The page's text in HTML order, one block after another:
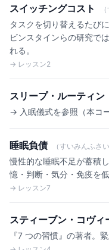
スイッチングコスト
タスクを切り替えるたび
ビンスタインらの研究で
れる。
→ レッスン2
スリープ・ルーティン
→ 入眠儀式を参照（本コ
睡眠負債 （すいみんふさい
慢性的な睡眠不足が蓄積
憶・判断・気分・免疫を低
→ レッスン7
スティーブン・コヴィ
『7 つの習慣』の著者。